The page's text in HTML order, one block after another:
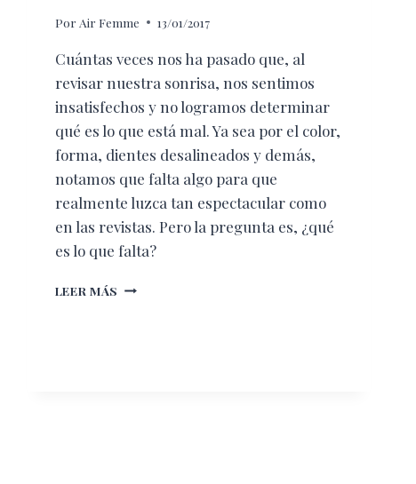
Por Air Femme 13/01/2017
Cuántas veces nos ha pasado que, al
revisar nuestra sonrisa, nos sentimos
insatisfechos y no logramos determinar
qué es lo que está mal. Ya sea por el color,
forma, dientes desalineados y demás,
notamos que falta algo para que
realmente luzca tan espectacular como
en las revistas. Pero la pregunta es, ¿qué
es lo que falta?
LEER MÁS LA